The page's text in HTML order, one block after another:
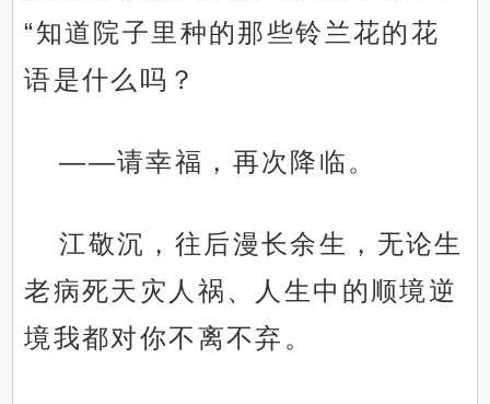
“知道院子里种的那些铃兰花的花
语是什么吗？
——请幸福，再次降临。
江敬沉，往后漫长余生，无论生
老病死天灾人祸、人生中的顺境逆
境我都对你不离不弃。